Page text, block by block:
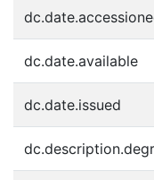
dc.date.available
dc.date.issued